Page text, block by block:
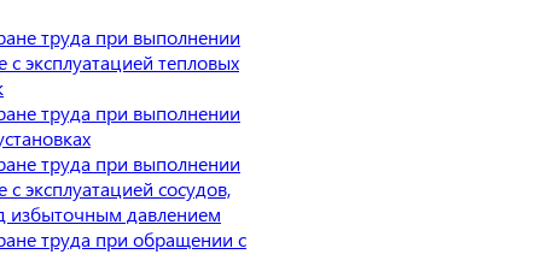
труда при выполнении
с эксплуатацией тепловых
труда при выполнении
труда при выполнении
с эксплуатацией сосудов,
избыточным давлением
труда при обращении с